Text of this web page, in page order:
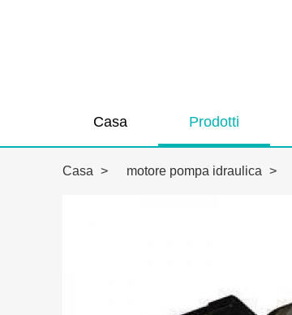
Casa Prodotti
Casa > motore pompa idraulica >